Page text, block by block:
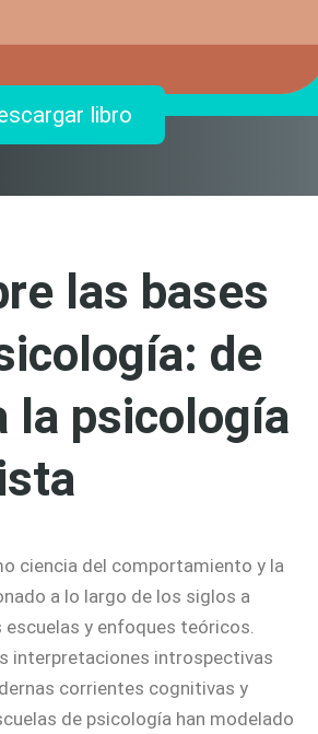
libro
las bases
de
la psicología
ciencia del comportamiento y la
a lo largo de los siglos a
escuelas y enfoques teóricos.
interpretaciones introspectivas
corrientes cognitivas y
de psicología han modelado